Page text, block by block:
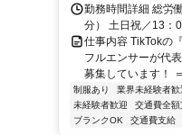
勤務時間詳細 総労
分） 土日祝／13：
仕事内容 TikTokの
フルエンサーが代
募集しています！
制服あり 業界未経験者歓
未経験者歓迎
交通費全額
ブランクOK
交通費支給